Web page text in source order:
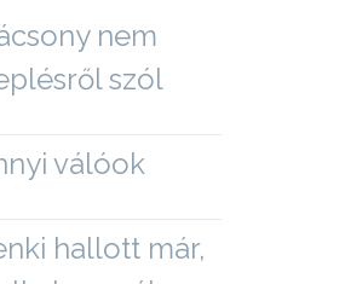
nem
szól
válóok
hallott már,